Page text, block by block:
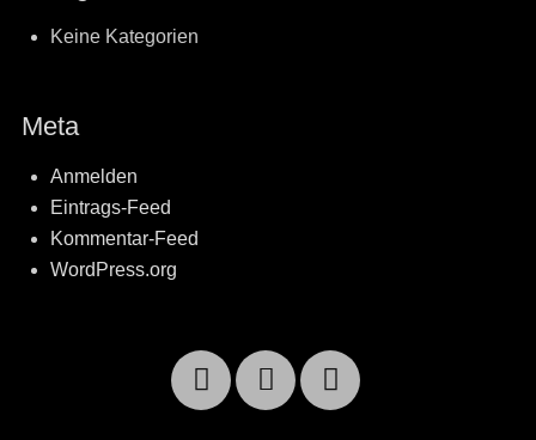
Keine Kategorien
Meta
Anmelden
Eintrags-Feed
Kommentar-Feed
WordPress.org
Facebook
Email YouTube